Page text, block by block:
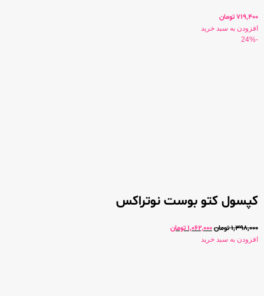
719,400تومان
افزودن به سبد خرید
-24%
کپسول کتو بوست نوتراکس
1,398,000تومان1,062,000 تومان
افزودن به سبد خرید